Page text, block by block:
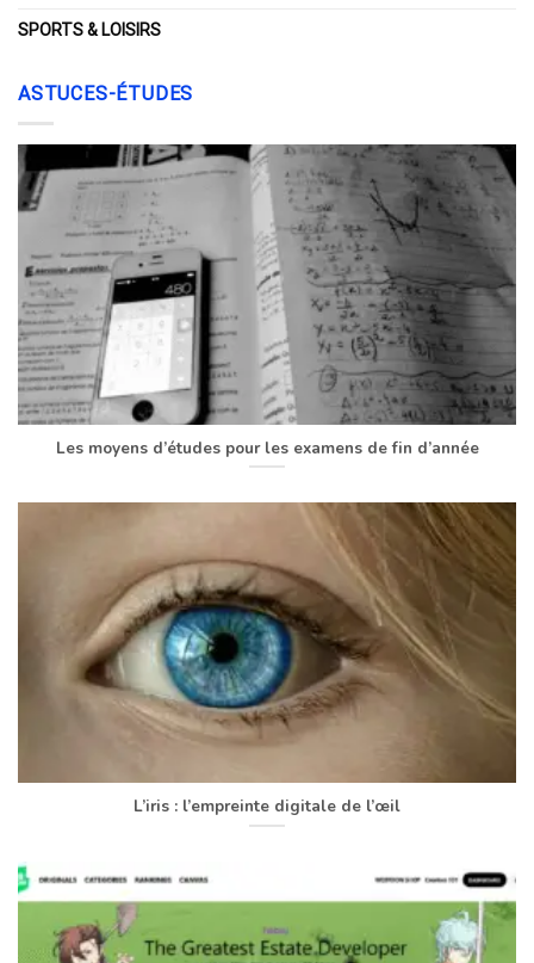
SPORTS & LOISIRS
ASTUCES-ÉTUDES
Les moyens d’études pour les examens de fin d’année
L’iris : l’empreinte digitale de l’œil